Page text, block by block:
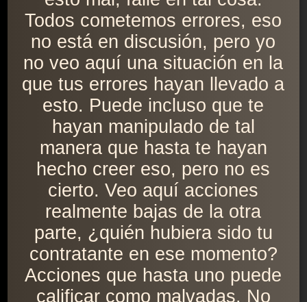
Todos cometemos errores, eso
no está en discusión, pero yo
no veo aquí una situación en la
que tus errores hayan llevado a
esto. Puede incluso que te
hayan manipulado de tal
manera que hasta te hayan
hecho creer eso, pero no es
cierto. Veo aquí acciones
realmente bajas de la otra
parte, ¿quién hubiera sido tu
contratante en ese momento?
Acciones que hasta uno puede
calificar como malvadas. No